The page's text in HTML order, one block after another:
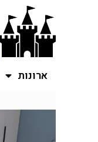
ארונות